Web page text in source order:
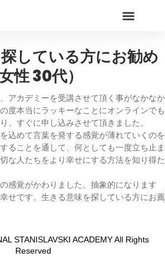
している方にお勧め
女性 30代）
アカデミーを受講させて頂く事がなかなか
度本当にラッキーなことにオンラインでも
、すぐに申し込みさせて頂きました。
込めて言葉を発する感覚が薄れていくのを
ることを通して、何としても一度立ち止ま
な人たちをより幸せにする方法を知り得た
感覚がかわりました。抽象的になります
せです。生きる意味を探している方にお薦
STANISLAVSKI ACADEMY All Rights
Reserved